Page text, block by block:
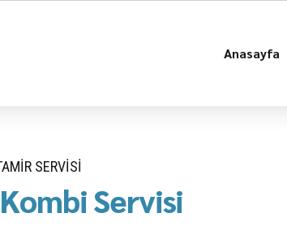
Anasayfa
SERVISI
Servisi